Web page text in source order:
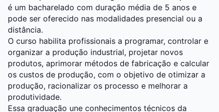
é um bacharelado com duração média de 5 anos e
pode ser oferecido nas modalidades presencial ou a
distância.
O curso habilita profissionais a programar, controlar e
organizar a produção industrial, projetar novos
produtos, aprimorar métodos de fabricação e calcular
os custos de produção, com o objetivo de otimizar a
produção, racionalizar os processo e melhorar a
produtividade.
Essa graduação une conhecimentos técnicos da